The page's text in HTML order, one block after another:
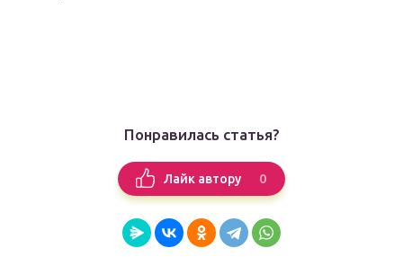
Понравилась статья?
Лайк автору 0